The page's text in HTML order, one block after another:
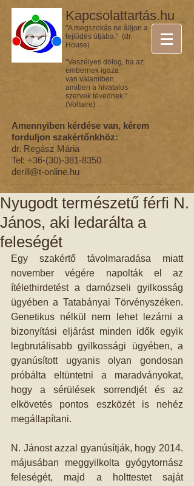
Kapcsolattartás.hu
"A megszokás ne álljon a
fejlődés útjába." (dr.
House)
"Veszélyes dolog, ha az
embernek igaza
van valamiben,
amiben a hivatalos
szervek tévednek."
(Voltaire)
Amennyiben kérdése van, kérem
forduljon szakértőnkhöz:
dr. Regász Mária
Tel: +36-(30)-381-8350
derill@t-online.hu
Nyugodt természetű férfi N.
János, aki ledarálta a
feleségét
Egy szakértő távolmaradása miatt
november végére napolták el az
ítélethirdetést a darnózseli gyilkosság
ügyében a Tatabányai Törvényszéken.
Genetikus nélkül nem lehet lezárni a
bizonyítási eljárást minden idők egyik
legbrutálisabb gyilkossági ügyében, a
gyanúsított ugyanis olyan gondosan
próbálta eltüntetni a maradványokat,
hogy a sérülések sorrendjét és az
elkövetés pontos eszközét is nehéz
megállapítani.
N. Jánost azzal gyanúsítják, hogy 2014.
májusában meggyilkolta gyógytornász
feleségét, majd a holttestet saját